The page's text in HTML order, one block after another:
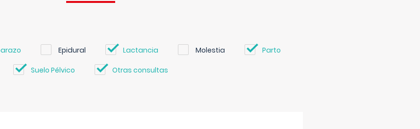
Epidural Lactancia Molestia Parto
Suelo Pélvico Otras consultas